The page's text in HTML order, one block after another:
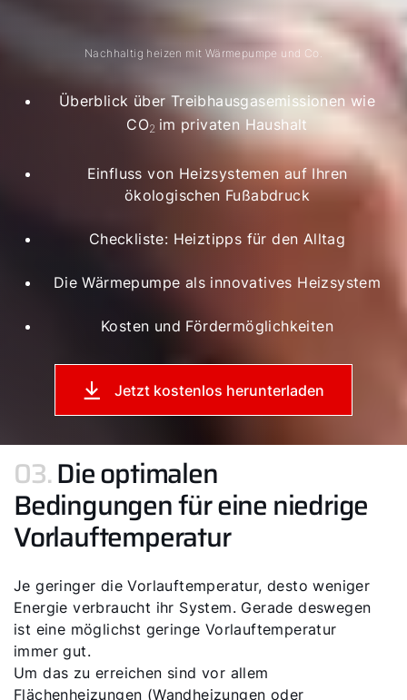
Nachhaltig heizen mit Wärmepumpe und Co.
Überblick über Treibhausgasemissionen wie
CO2 im privaten Haushalt
Einfluss von Heizsystemen auf Ihren
ökologischen Fußabdruck
Checkliste: Heiztipps für den Alltag
Die Wärmepumpe als innovatives Heizsystem
Kosten und Fördermöglichkeiten
Jetzt kostenlos herunterladen
03.Die optimalen
Bedingungen für eine niedrige
Vorlauftemperatur
Je geringer die Vorlauftemperatur, desto weniger
Energie verbraucht ihr System. Gerade deswegen
ist eine möglichst geringe Vorlauftemperatur
immer gut.
Um das zu erreichen sind vor allem
Flächenheizungen (Wandheizungen oder
Servus!
Wie können wir Ihnen helfen?
Service kontaktieren